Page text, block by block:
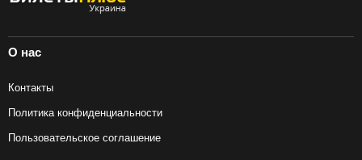
О нас
Контакты
Политика конфиденциальности
Пользовательское соглашение